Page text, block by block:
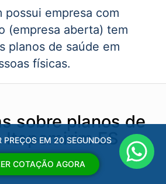
possui empresa com
(empresa aberta) tem
planos de saúde em
físicas.
sobre planos de
Itapemirim ES
PREÇOS EM 20 SEGUNDOS
COTAÇÃO AGORA